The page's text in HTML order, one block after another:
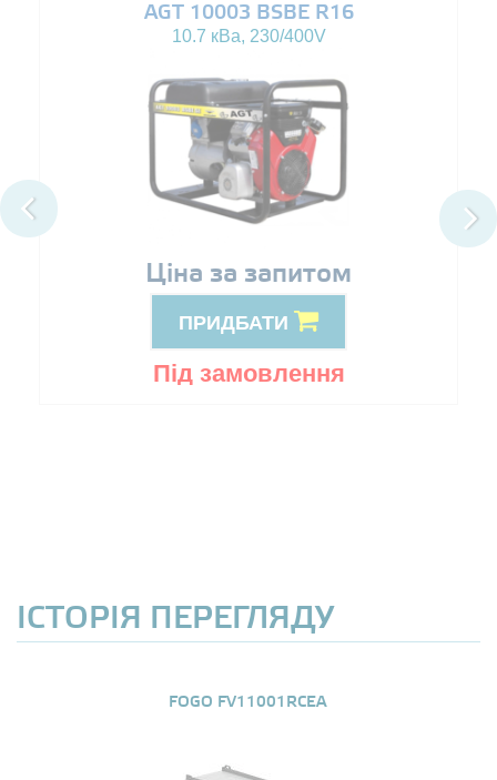
AGT 10003 BSBE R16
10.7 кВа, 230/400V
Ціна за запитом
ПРИДБАТИ
Під замовлення
ІСТОРІЯ ПЕРЕГЛЯДУ
FOGO FV11001RCEA